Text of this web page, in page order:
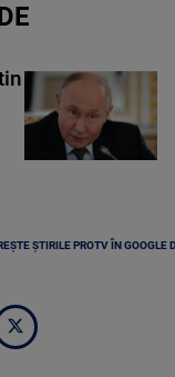
ȘTIRILE PROTV ÎN GOOGLE